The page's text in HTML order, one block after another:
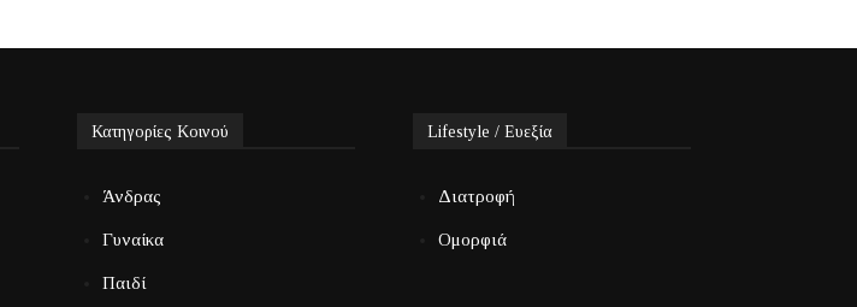
Κατηγορίες Κοινού
Άνδρας
Γυναίκα
Παιδί
Lifestyle / Ευεξία
Διατροφή
Ομορφιά